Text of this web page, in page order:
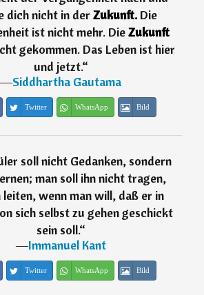
dich nicht in der Zukunft. Die
ist nicht mehr. DieZukunft
gekommen. Das Leben ist hier
und jetzt.“
―Siddhartha Gautama
Twitter WhatsApp Bild
soll nicht Gedanken, sondern
man soll ihn nicht tragen,
leiten, wenn man will, daß er in
sich selbst zu gehen geschickt
sein soll.“
―Immanuel Kant
Twitter WhatsApp Bild